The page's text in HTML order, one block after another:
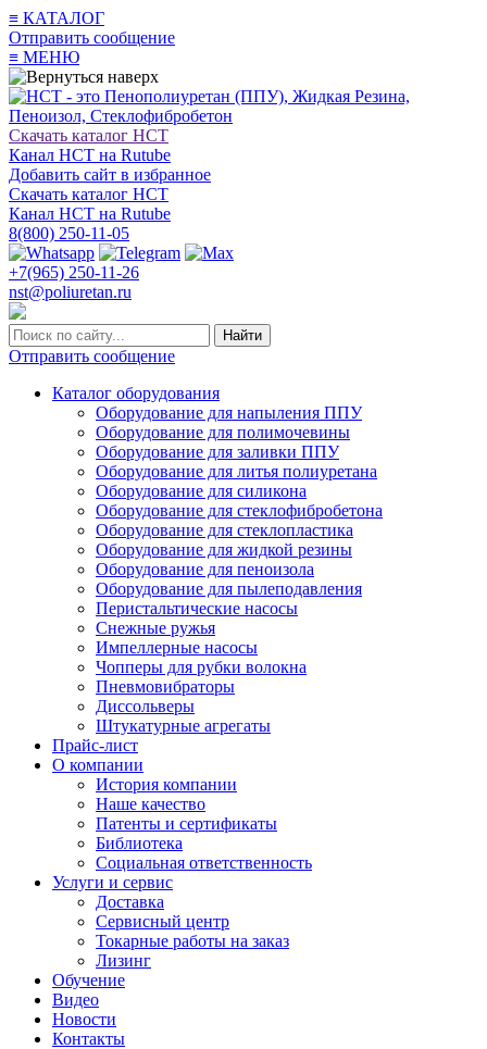
≡ КАТАЛОГ
Отправить сообщение
≡ МЕНЮ
Скачать каталог НСТ
Канал НСТ на Rutube
Добавить сайт в избранное
Скачать каталог НСТ
Канал НСТ на Rutube
8(800) 250-11-05
+7(965) 250-11-26
nst@poliuretan.ru
Найти
Отправить сообщение
Каталог оборудования
Оборудование для напыления ППУ
Оборудование для полимочевины
Оборудование для заливки ППУ
Оборудование для литья полиуретана
Оборудование для силикона
Оборудование для стеклофибробетона
Оборудование для стеклопластика
Оборудование для жидкой резины
Оборудование для пеноизола
Оборудование для пылеподавления
Перистальтические насосы
Снежные ружья
Импеллерные насосы
Чопперы для рубки волокна
Пневмовибраторы
Диссольверы
Штукатурные агрегаты
Прайс-лист
О компании
История компании
Наше качество
Патенты и сертификаты
Библиотека
Социальная ответственность
Услуги и сервис
Доставка
Сервисный центр
Токарные работы на заказ
Лизинг
Обучение
Видео
Новости
Контакты